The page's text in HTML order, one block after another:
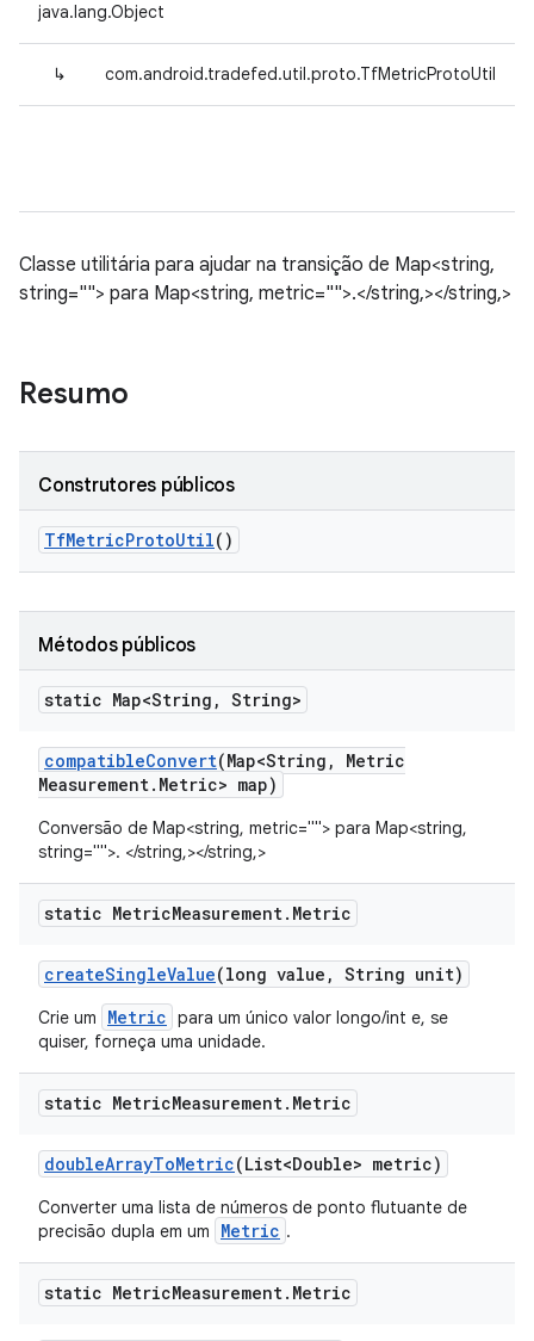
java.lang.Object
↳ com.android.tradefed.util.proto.TfMetricProtoUtil
Classe utilitária para ajudar na transição de Map<string,
string=""> para Map<string, metric="">.</string,></string,>
Resumo
Construtores públicos
TfMetricProtoUtil()
Métodos públicos
static Map<String , String>
compatibleConvert(Map<String ,
Metric
Measurement. Metric> map)
Conversão de Map<string, metric=""> para Map<string,
string="">. </string,></string,>
static MetricMeasurement. Metric
createSingleValue(long value , String unit)
Crie um Metric para um único valor longo/int e, se
quiser, forneça uma unidade.
static MetricMeasurement. Metric
doubleArrayToMetric(List<Double> metric)
Converter uma lista de números de ponto flutuante de
precisão dupla em um
Metric .
static MetricMeasurement. Metric